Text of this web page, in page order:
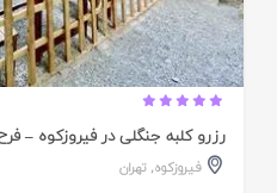
رزرو کلبه جنگلی در فیروزکوه –
فیروزکوه,تهران